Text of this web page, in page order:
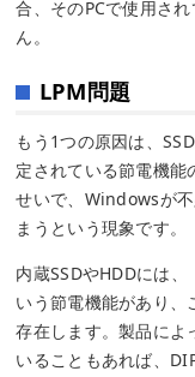
合、そのPCで使用さ
ん。
LPM問題
もう1つの原因は、
定されている節電機能
せいで、Windowsが
まうという現象です。
内蔵SSDやHDDには
いう節電機能があり
存在します。製品に
いることもあれば、